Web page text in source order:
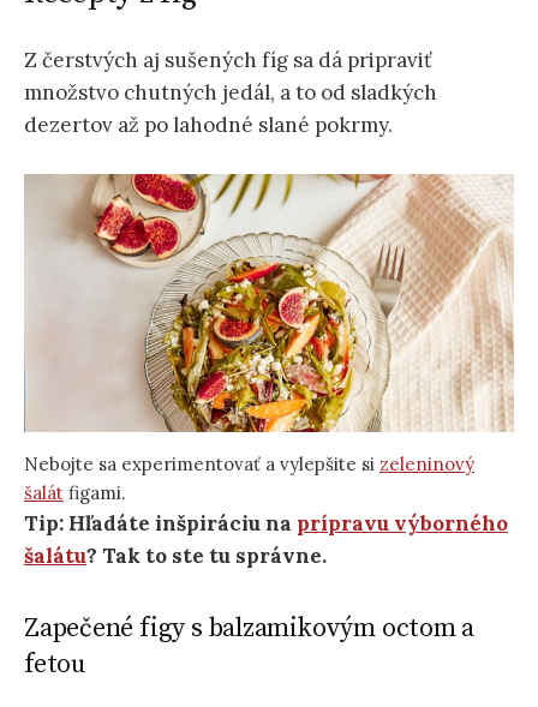
Z čerstvých aj sušených fíg sa dá pripraviť
množstvo chutných jedál, a to od sladkých
dezertov až po lahodné slané pokrmy.
Nebojte sa experimentovať a vylepšite si zeleninový
šalát figami.
Tip: Hľadáte inšpiráciu na prípravu výborného
šalátu? Tak to ste tu správne.
Zapečené figy s balzamikovým octom a
fetou